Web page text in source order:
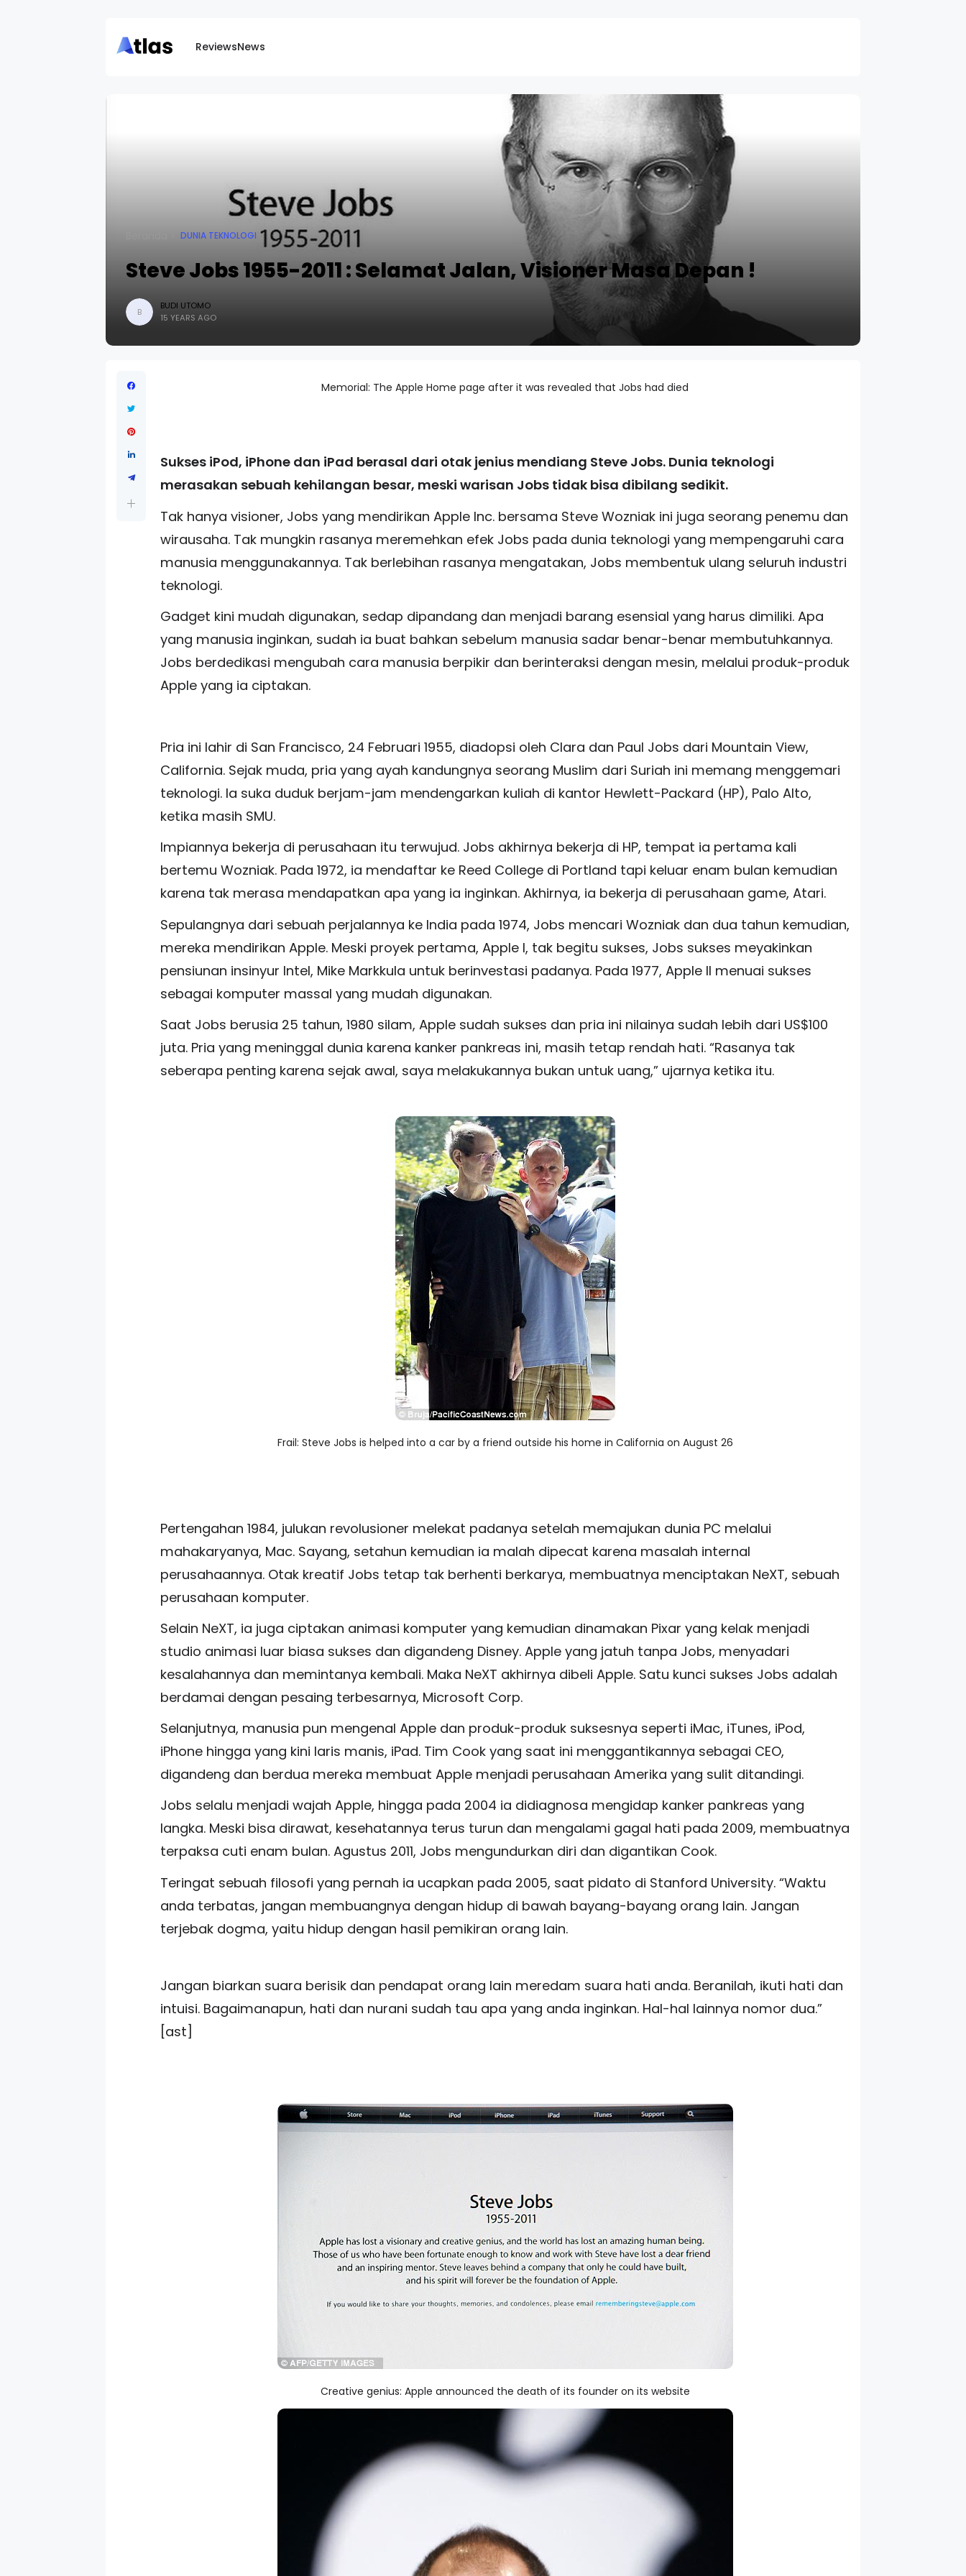
ReviewsNews
DUNIA TEKNOLOGI
Steve Jobs 1955-2011 : Selamat Jalan, Visioner Masa Depan !
B
BUDI UTOMO
15 YEARS AGO
Memorial: The Apple Home page after it was revealed that Jobs had died
Sukses iPod, iPhone dan iPad berasal dari otak jenius mendiang Steve Jobs. Dunia teknologi
merasakan sebuah kehilangan besar, meski warisan Jobs tidak bisa dibilang sedikit.
Tak hanya visioner, Jobs yang mendirikan Apple Inc. bersama Steve Wozniak ini juga seorang penemu dan
wirausaha. Tak mungkin rasanya meremehkan efek Jobs pada dunia teknologi yang mempengaruhi cara
manusia menggunakannya. Tak berlebihan rasanya mengatakan, Jobs membentuk ulang seluruh industri
teknologi.
Gadget kini mudah digunakan, sedap dipandang dan menjadi barang esensial yang harus dimiliki. Apa
yang manusia inginkan, sudah ia buat bahkan sebelum manusia sadar benar-benar membutuhkannya.
Jobs berdedikasi mengubah cara manusia berpikir dan berinteraksi dengan mesin, melalui produk-produk
Apple yang ia ciptakan.
Pria ini lahir di San Francisco, 24 Februari 1955, diadopsi oleh Clara dan Paul Jobs dari Mountain View,
California. Sejak muda, pria yang ayah kandungnya seorang Muslim dari Suriah ini memang menggemari
teknologi. Ia suka duduk berjam-jam mendengarkan kuliah di kantor Hewlett-Packard (HP), Palo Alto,
ketika masih SMU.
Impiannya bekerja di perusahaan itu terwujud. Jobs akhirnya bekerja di HP, tempat ia pertama kali
bertemu Wozniak. Pada 1972, ia mendaftar ke Reed College di Portland tapi keluar enam bulan kemudian
karena tak merasa mendapatkan apa yang ia inginkan. Akhirnya, ia bekerja di perusahaan game, Atari.
Sepulangnya dari sebuah perjalannya ke India pada 1974, Jobs mencari Wozniak dan dua tahun kemudian,
mereka mendirikan Apple. Meski proyek pertama, Apple I, tak begitu sukses, Jobs sukses meyakinkan
pensiunan insinyur Intel, Mike Markkula untuk berinvestasi padanya. Pada 1977, Apple II menuai sukses
sebagai komputer massal yang mudah digunakan.
Saat Jobs berusia 25 tahun, 1980 silam, Apple sudah sukses dan pria ini nilainya sudah lebih dari US$100
juta. Pria yang meninggal dunia karena kanker pankreas ini, masih tetap rendah hati. “Rasanya tak
seberapa penting karena sejak awal, saya melakukannya bukan untuk uang,” ujarnya ketika itu.
Frail: Steve Jobs is helped into a car by a friend outside his home in California on August 26
Pertengahan 1984, julukan revolusioner melekat padanya setelah memajukan dunia PC melalui
mahakaryanya, Mac. Sayang, setahun kemudian ia malah dipecat karena masalah internal
perusahaannya. Otak kreatif Jobs tetap tak berhenti berkarya, membuatnya menciptakan NeXT, sebuah
perusahaan komputer.
Selain NeXT, ia juga ciptakan animasi komputer yang kemudian dinamakan Pixar yang kelak menjadi
studio animasi luar biasa sukses dan digandeng Disney. Apple yang jatuh tanpa Jobs, menyadari
kesalahannya dan memintanya kembali. Maka NeXT akhirnya dibeli Apple. Satu kunci sukses Jobs adalah
berdamai dengan pesaing terbesarnya, Microsoft Corp.
Selanjutnya, manusia pun mengenal Apple dan produk-produk suksesnya seperti iMac, iTunes, iPod,
iPhone hingga yang kini laris manis, iPad. Tim Cook yang saat ini menggantikannya sebagai CEO,
digandeng dan berdua mereka membuat Apple menjadi perusahaan Amerika yang sulit ditandingi.
Jobs selalu menjadi wajah Apple, hingga pada 2004 ia didiagnosa mengidap kanker pankreas yang
langka. Meski bisa dirawat, kesehatannya terus turun dan mengalami gagal hati pada 2009, membuatnya
terpaksa cuti enam bulan. Agustus 2011, Jobs mengundurkan diri dan digantikan Cook.
Teringat sebuah filosofi yang pernah ia ucapkan pada 2005, saat pidato di Stanford University. “Waktu
anda terbatas, jangan membuangnya dengan hidup di bawah bayang-bayang orang lain. Jangan
terjebak dogma, yaitu hidup dengan hasil pemikiran orang lain.
Jangan biarkan suara berisik dan pendapat orang lain meredam suara hati anda. Beranilah, ikuti hati dan
intuisi. Bagaimanapun, hati dan nurani sudah tau apa yang anda inginkan. Hal-hal lainnya nomor dua.”
[ast]
Creative genius: Apple announced the death of its founder on its website